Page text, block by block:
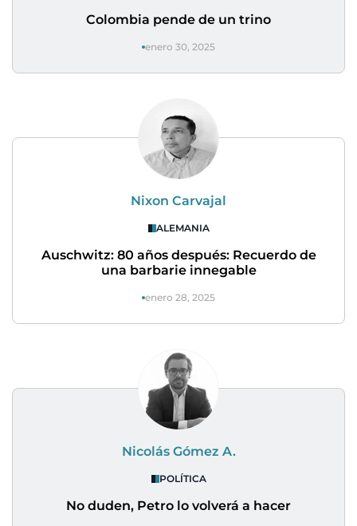
Colombia pende de un trino
enero 30, 2025
Nixon Carvajal
ALEMANIA
Auschwitz: 80 años después: Recuerdo de
una barbarie innegable
enero 28, 2025
Nicolás Gómez A.
POLÍTICA
No duden, Petro lo volverá a hacer